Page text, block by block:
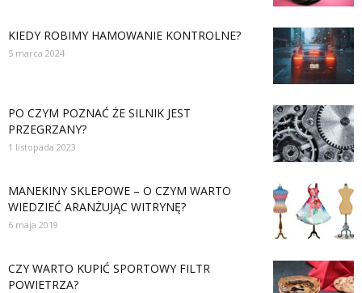
KIEDY ROBIMY HAMOWANIE KONTROLNE?
5 marca 2024
PO CZYM POZNAĆ ŻE SILNIK JEST
PRZEGRZANY?
1 listopada 2023
MANEKINY SKLEPOWE – O CZYM WARTO
WIEDZIEĆ ARANŻUJĄC WITRYNĘ?
6 maja 2019
CZY WARTO KUPIĆ SPORTOWY FILTR
POWIETRZA?